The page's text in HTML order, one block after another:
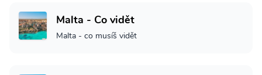
Malta - Co vidět
Malta - co musíš vidět